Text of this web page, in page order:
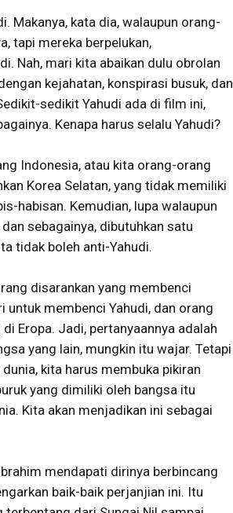
Makanya, kata dia, walaupun orang-
tapi mereka berpelukan,
Nah, mari kita abaikan dulu obrolan
kejahatan, konspirasi busuk, dan
sedikit Yahudi ada di film ini,
Kenapa harus selalu Yahudi?
Indonesia, atau kita orang-orang
Korea Selatan, yang tidak memiliki
habisan. Kemudian, lupa walaupun
sebagainya, dibutuhkan satu
tidak boleh anti-Yahudi.
disarankan yang membenci
untuk membenci Yahudi, dan orang
Eropa. Jadi, pertanyaannya adalah
yang lain, mungkin itu wajar. Tetapi
kita harus membuka pikiran
yang dimiliki oleh bangsa itu
Kita akan menjadikan ini sebagai
mendapati dirinya berbincang
baik-baik perjanjian ini. Itu